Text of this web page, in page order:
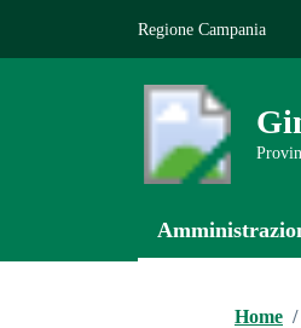
Regione Campania
Home /